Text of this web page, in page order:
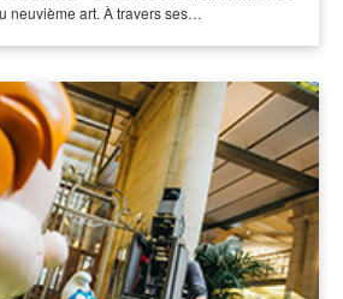
neuvième art. À travers ses…